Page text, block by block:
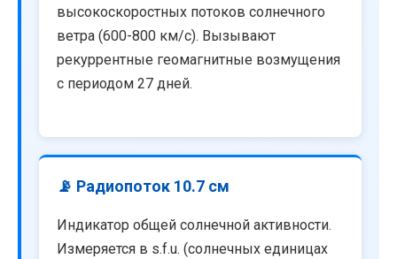
высокоскоростных потоков солнечного
ветра (600-800 км/с). Вызывают
рекуррентные геомагнитные возмущения
с периодом 27 дней.
📡 Радиопоток 10.7 см
Индикатор общей солнечной активности.
Измеряется в s.f.u. (солнечных единицах